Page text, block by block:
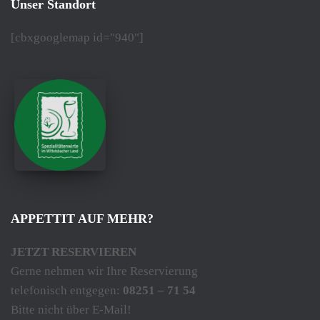
Unser Standort
[cbxgooglemap id="940"]
APPETTIT AUF MEHR?
JETZT RESERVIEREN
Gerne nehmen wir Ihre Reservierung
telefonisch entgegen: 08251 – 71 54
Bitte nicht über E-Mail!